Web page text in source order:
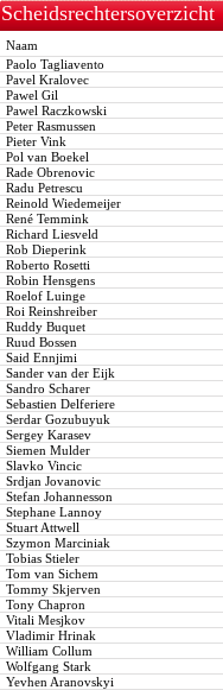
Scheidsrechtersoverzicht
Naam
Paolo Tagliavento
Pavel Kralovec
Pawel Gil
Pawel Raczkowski
Peter Rasmussen
Pieter Vink
Pol van Boekel
Rade Obrenovic
Radu Petrescu
Reinold Wiedemeijer
René Temmink
Richard Liesveld
Rob Dieperink
Roberto Rosetti
Robin Hensgens
Roelof Luinge
Roi Reinshreiber
Ruddy Buquet
Ruud Bossen
Said Ennjimi
Sander van der Eijk
Sandro Scharer
Sebastien Delferiere
Serdar Gozubuyuk
Sergey Karasev
Siemen Mulder
Slavko Vincic
Srdjan Jovanovic
Stefan Johannesson
Stephane Lannoy
Stuart Attwell
Szymon Marciniak
Tobias Stieler
Tom van Sichem
Tommy Skjerven
Tony Chapron
Vitali Mesjkov
Vladimir Hrinak
William Collum
Wolfgang Stark
Yevhen Aranovskyi